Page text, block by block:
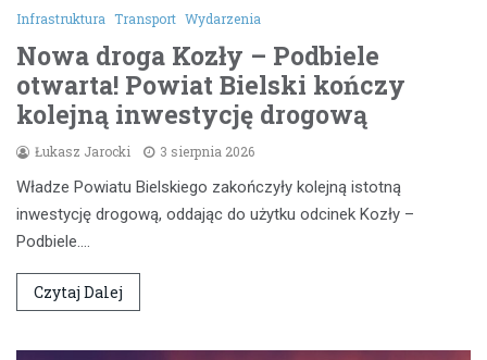
Infrastruktura Transport Wydarzenia
Nowa droga Kozły – Podbiele
otwarta! Powiat Bielski kończy
kolejną inwestycję drogową
Łukasz Jarocki 3 sierpnia 2026
Władze Powiatu Bielskiego zakończyły kolejną istotną
inwestycję drogową, oddając do użytku odcinek Kozły –
Podbiele.…
Czytaj Dalej